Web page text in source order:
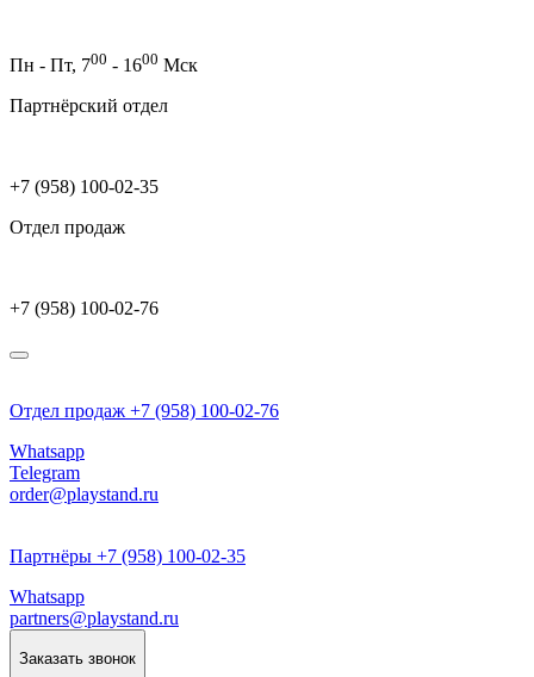
Пн - Пт, 700 - 1600 Мск
Партнёрский отдел
+7 (958) 100-02-35
Отдел продаж
+7 (958) 100-02-76
Отдел продаж +7 (958) 100-02-76
Whatsapp
Telegram
order@playstand.ru
Партнёры +7 (958) 100-02-35
Whatsapp
partners@playstand.ru
Заказать звонок